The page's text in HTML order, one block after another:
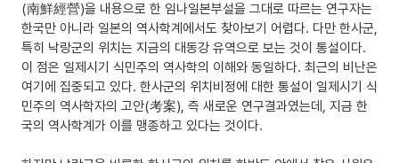
(南鮮經營)을 내용으로 한 임나일본부설을 그대로 따르는 연구자는
한국만 아니라 일본의 역사학계에서도 찾아보기 어렵다. 다만 한사군,
특히 낙랑군의 위치는 지금의 대동강 유역으로 보는 것이 통설이다.
이 점은 일제시기 식민주의 역사학의 이해와 동일하다. 최근의 비난은
여기에 집중되고 있다. 한사군의 위치비정에 대한 통설이 일제시기 식
민주의 역사학자의 고안(考案), 즉 새로운 연구결과였는데, 지금 한
국의 역사학계가 이를 맹종하고 있다는 것이다.